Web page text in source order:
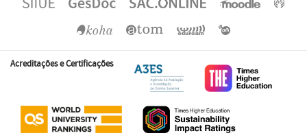
Acreditações e Certificações